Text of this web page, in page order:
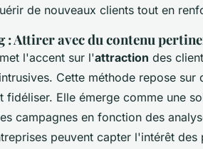
de nouveaux clients tout en
Attirer avec du contenu
l'accent sur l'attraction des
Cette méthode repose sur
fidéliser. Elle émerge comme une
campagnes en fonction des
peuvent capter l'intérêt